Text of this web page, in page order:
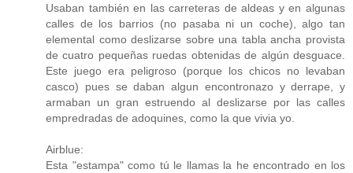
Usaban también en las carreteras de aldeas y en algunas
calles de los barrios (no pasaba ni un coche), algo tan
elemental como deslizarse sobre una tabla ancha provista
de cuatro pequeñas ruedas obtenidas de algún desguace.
Este juego era peligroso (porque los chicos no levaban
casco) pues se daban algun encontronazo y derrape, y
armaban un gran estruendo al deslizarse por las calles
empredradas de adoquines, como la que vivia yo.
Airblue:
Esta "estampa" como tú le llamas la he encontrado en los